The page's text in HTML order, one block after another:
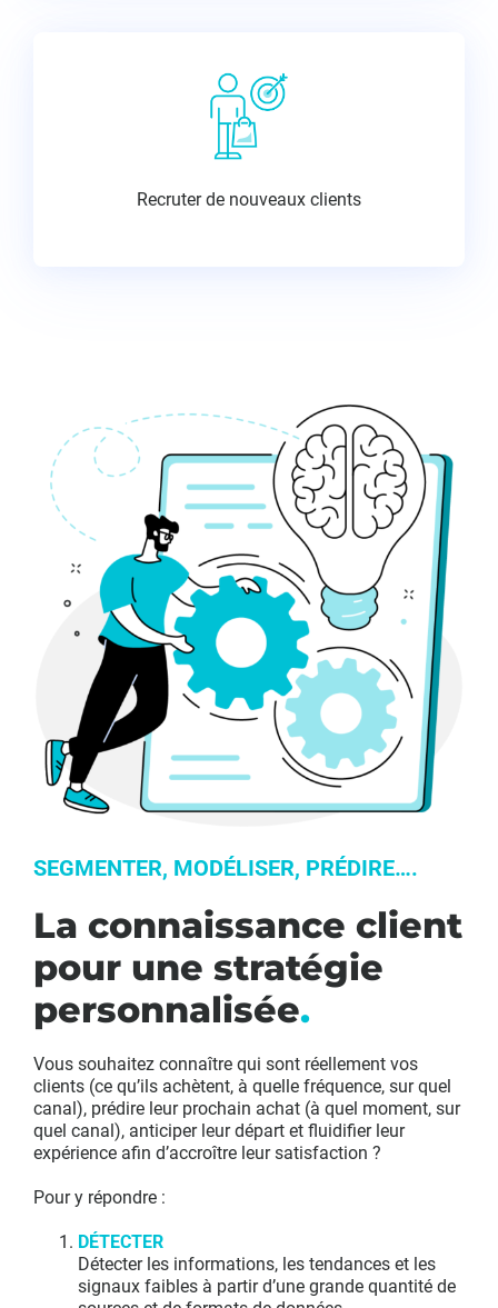
Recruter de nouveaux clients
SEGMENTER, MODÉLISER, PRÉDIRE….
La connaissance client
pour une stratégie
personnalisée.
Vous souhaitez connaître qui sont réellement vos
clients (ce qu’ils achètent, à quelle fréquence, sur quel
canal), prédire leur prochain achat (à quel moment, sur
quel canal), anticiper leur départ et fluidifier leur
expérience afin d’accroître leur satisfaction ?
Pour y répondre :
DÉTECTER
Détecter les informations, les tendances et les
signaux faibles à partir d’une grande quantité de